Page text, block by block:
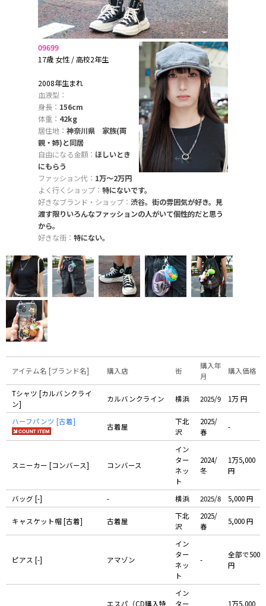
09699
17歳 女性 / 高校2年生
2008年生まれ
血液型：
身長： 156cm
体重： 42kg
居住地： 神奈川県 家族(両
親・姉)と同居
自由になる金額： ほしいとき
にもらう
ファッション代： 1万～2万円
よく行くショップ： 特にないです。
好きなブランド・ショップ： 渋谷。街の雰囲気が好き。見
渡す限りいろんなファッションの人がいて個性的だと思う
から。
好きな街： 特にない。
アイテム名 [ブランド名] 購入店 街
購入年
月
購入価格
Tシャツ [カルバンクライ
ン]
カルバンクライン 横浜 2025/9 1万 円
ハーフパンツ [古着]
古着屋
下北
沢
2025/
春
-
スニーカー [コンバース] コンバース
イン
ター
ネッ
ト
2024/
冬
1万5,000
円
バッグ [-] - 横浜 2025/8 5,000 円
キャスケット帽 [古着] 古着屋
下北
沢
2025/
春
5,000 円
ピアス [-] アマゾン
イン
ター
ネッ
ト
-
全部で500
円
エスパ（CD購入特
イン
ター
1万5,000